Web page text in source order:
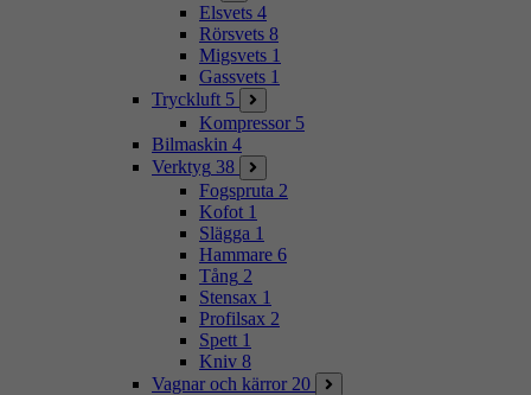
Elsvets 4
Rörsvets 8
Migsvets 1
Gassvets 1
Tryckluft 5
Kompressor 5
Bilmaskin 4
Verktyg 38
Fogspruta 2
Kofot 1
Slägga 1
Hammare 6
Tång 2
Stensax 1
Profilsax 2
Spett 1
Kniv 8
Vagnar och kärror 20